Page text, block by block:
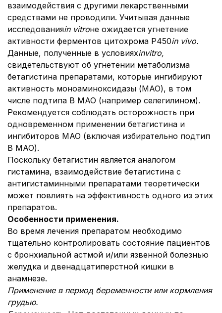
взаимодействия с другими лекарственными
средствами не проводили. Учитывая данные
исследованияin vitroне ожидается угнетение
активности ферментов цитохрома P450in vivo.
Данные, полученные в условияхinvitro,
свидетельствуют об угнетении метаболизма
бетагистина препаратами, которые ингибируют
активность моноаминоксидазы (МАО), в том
числе подтипа В МАО (например селегилином).
Рекомендуется соблюдать осторожность при
одновременном применении бетагистина и
ингибиторов МАО (включая избирательно подтип
В МАО).
Поскольку бетагистин является аналогом
гистамина, взаимодействие бетагистина с
антигистаминными препаратами теоретически
может повлиять на эффективность одного из этих
препаратов.
Особенности применения.
Во время лечения препаратом необходимо
тщательно контролировать состояние пациентов
с бронхиальной астмой и/или язвенной болезнью
желудка и двенадцатиперстной кишки в
анамнезе.
Применение в период беременности или кормления
грудью.